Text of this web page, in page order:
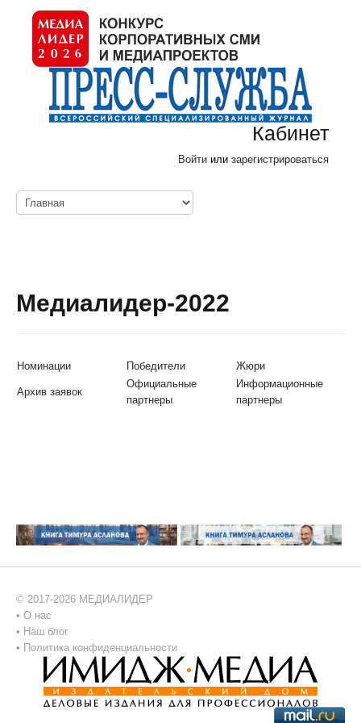
Кабинет
Войти или зарегистрироваться
Медиалидер-2022
Номинации Победители Жюри
Архив заявок
Официальные
партнеры
Информационные
партнеры
© 2017-2026 МЕДИАЛИДЕР
• О нас
• Наш блог
• Политика конфиденциальности